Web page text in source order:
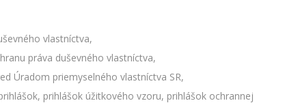
vlastníctva,
práva duševného vlastníctva,
Úradom priemyselného vlastníctva SR,
prihlášok úžitkového vzoru, prihlášok ochrannej